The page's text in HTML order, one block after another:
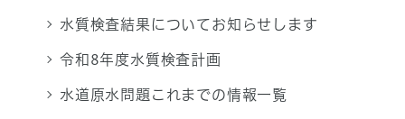
水質検査結果についてお知らせします
令和8年度水質検査計画
水道原水問題これまでの情報一覧